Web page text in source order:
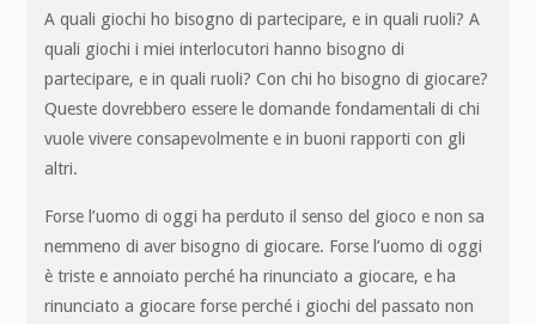
A quali giochi ho bisogno di partecipare, e in quali ruoli? A
quali giochi i miei interlocutori hanno bisogno di
partecipare, e in quali ruoli? Con chi ho bisogno di giocare?
Queste dovrebbero essere le domande fondamentali di chi
vuole vivere consapevolmente e in buoni rapporti con gli
altri.
Forse l’uomo di oggi ha perduto il senso del gioco e non sa
nemmeno di aver bisogno di giocare. Forse l’uomo di oggi
è triste e annoiato perché ha rinunciato a giocare, e ha
rinunciato a giocare forse perché i giochi del passato non